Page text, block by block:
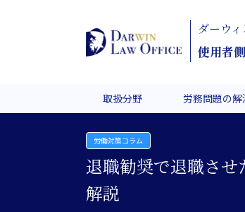
ダーウ
使用者側
取扱分野 労務問題の解
労働対策コラム
退職勧奨で退職さ
解説